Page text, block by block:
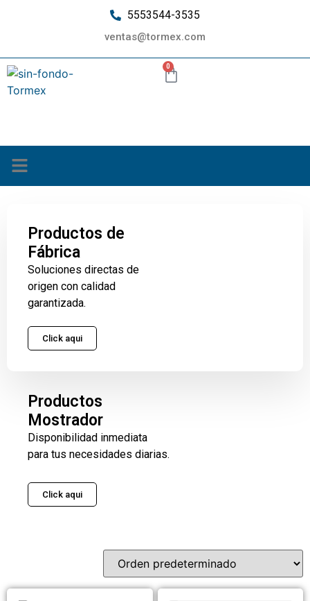
5553544-3535
ventas@tormex.com
0
Productos de
Fábrica
Soluciones directas de
origen con calidad
garantizada.
Click aqui
Productos
Mostrador
Disponibilidad inmediata
para tus necesidades diarias.
Click aqui